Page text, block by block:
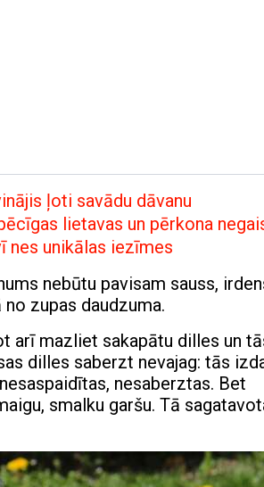
ļoti savādu dāvanu
lietavas un pērkona
nes unikālas iezīmes
nebūtu pavisam sauss,
zupas daudzuma.
arī mazliet sakapātu dilles un
dilles saberzt nevajag: tās
nesaberztas. Bet
smalku garšu. Tā